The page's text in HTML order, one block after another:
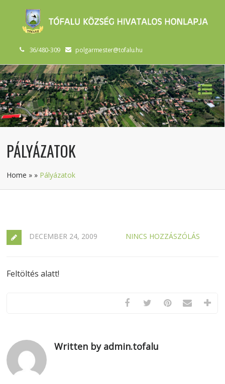
36/480-309 polgarmester@tofalu.hu
PÁLYÁZATOK
Home » » Pályázatok
DECEMBER 24, 2009 NINCS HOZZÁSZÓLÁS
Feltöltés alatt!
Written by admin.tofalu